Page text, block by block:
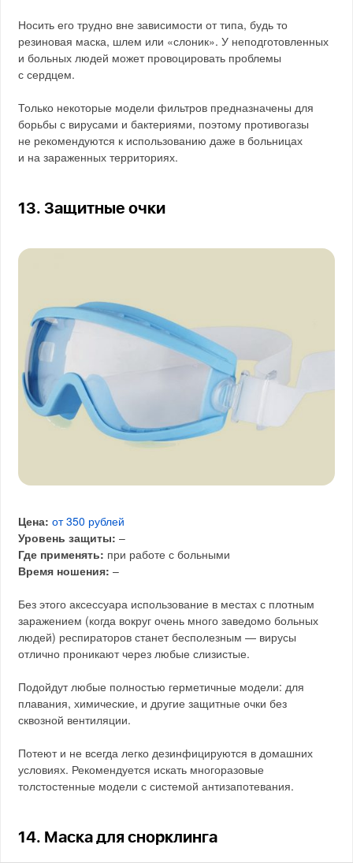
Носить его трудно вне зависимости от типа, будь то
резиновая маска, шлем или «слоник». У неподготовленных
и больных людей может провоцировать проблемы
с сердцем.
Только некоторые модели фильтров предназначены для
борьбы с вирусами и бактериями, поэтому противогазы
не рекомендуются к использованию даже в больницах
и на зараженных территориях.
13. Защитные очки
Цена: от 350 рублей
Уровень защиты: –
Где применять: при работе с больными
Время ношения: –
Без этого аксессуара использование в местах с плотным
заражением (когда вокруг очень много заведомо больных
людей) респираторов станет бесполезным — вирусы
отлично проникают через любые слизистые.
Подойдут любые полностью герметичные модели: для
плавания, химические, и другие защитные очки без
сквозной вентиляции.
Потеют и не всегда легко дезинфицируются в домашних
условиях. Рекомендуется искать многоразовые
толстостенные модели с системой антизапотевания.
14. Маска для снорклинга